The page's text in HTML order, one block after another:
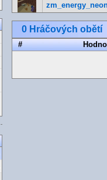
0 Hráčových obětí
#